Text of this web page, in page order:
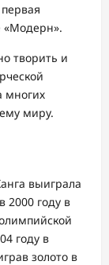
«Модерн».
творить и
многих
миру.
выиграла
2000 году в
году в
золото в